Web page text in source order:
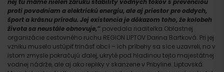
nej tu máme nielen záruku stability vodných tokov s prevenciou
proti povodniam a elektrickú energiu, ale aj priestor pre oddych,
šport a krásnu prírodu. Jej existencia je dôkazom toho, že kolobeh
života sa neustále obnovuje,“ povedala riaditeľka Oblastnej
organizácie cestovného ruchu REGION LIPTOV Darina Bartková. Pri jej
vzniku muselo ustúpiť trinásť obcí – ich príbehy sa síce uzavreli, no v
istom zmysle pokračujú ďalej, ukryté pod hladinou tejto majestátnej
vodnej nádrže, ale aj ako repliky v skanzene v Pribyline. Liptovská